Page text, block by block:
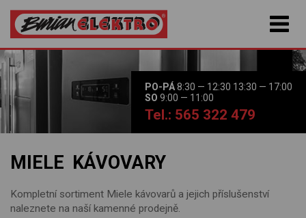
PO-PÁ8:30 — 12:30 13:30 — 17:00
SO 9:00 — 11:00
Tel.: 565 322 479
MIELE KÁVOVARY
Kompletní sortiment Miele kávovarů a jejich příslušenství
naleznete na naší kamenné prodejně.